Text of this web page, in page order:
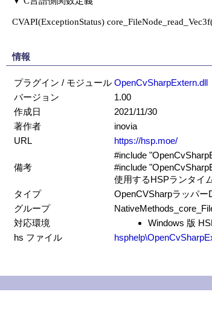
CVAPI(ExceptionStatus)
情報
プラグイン / モジュール OpenCvSharpExtern.dll
バージョン
1.00
作成日
2021/11/30
著作者
inovia
URL
https://hsp.moe/
備考
#include
#include
使用するHSPランタイ
タイプ
OpenCVSharpラッパー
グループ
対応環境
Windows 版
hs ファイル